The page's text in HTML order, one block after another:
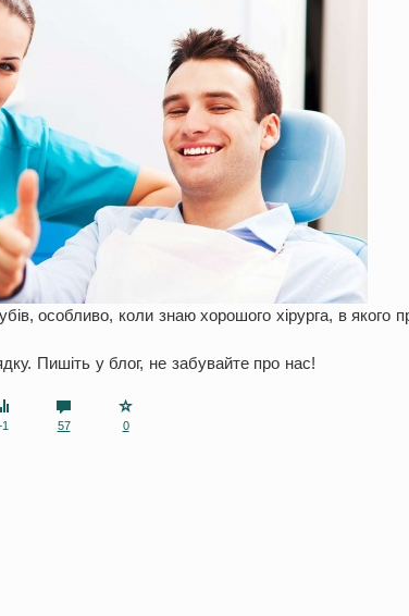
особливо, коли знаю хорошого хірурга, в якого
Пишіть у блог, не забувайте про нас!
57 0